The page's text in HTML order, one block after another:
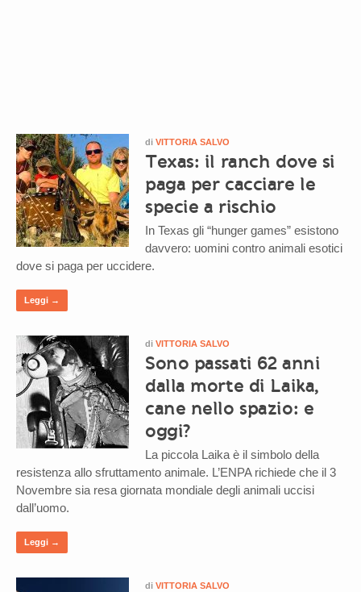
di VITTORIA SALVO
Texas: il ranch dove si
paga per cacciare le
specie a rischio
In Texas gli “hunger games” esistono
davvero: uomini contro animali esotici
dove si paga per uccidere.
Leggi →
di VITTORIA SALVO
Sono passati 62 anni
dalla morte di Laika,
cane nello spazio: e
oggi?
La piccola Laika è il simbolo della
resistenza allo sfruttamento animale. L’ENPA richiede che il 3
Novembre sia resa giornata mondiale degli animali uccisi
dall’uomo.
Leggi →
di VITTORIA SALVO